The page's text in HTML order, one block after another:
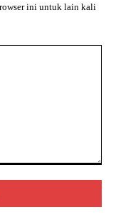
ini untuk lain kali